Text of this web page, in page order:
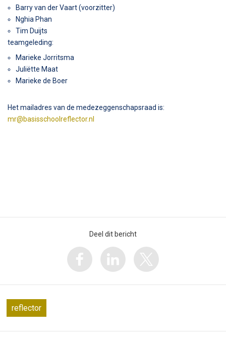
Barry van der Vaart (voorzitter)
Nghia Phan
Tim Duijts
teamgeleding:
Marieke Jorritsma
Juliëtte Maat
Marieke de Boer
Het mailadres van de medezeggenschapsraad is:
mr@basisschoolreflector.nl
Deel dit bericht
reflector